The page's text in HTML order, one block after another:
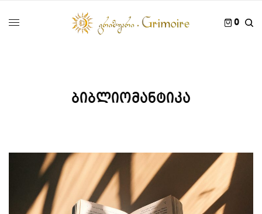
0
ბიბლიომანტიკა